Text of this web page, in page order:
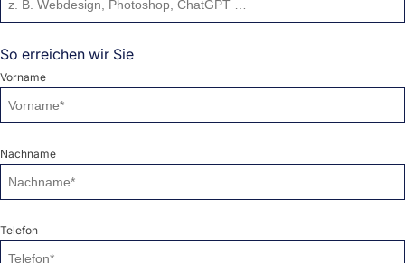
So erreichen wir Sie
Vorname
Nachname
Telefon